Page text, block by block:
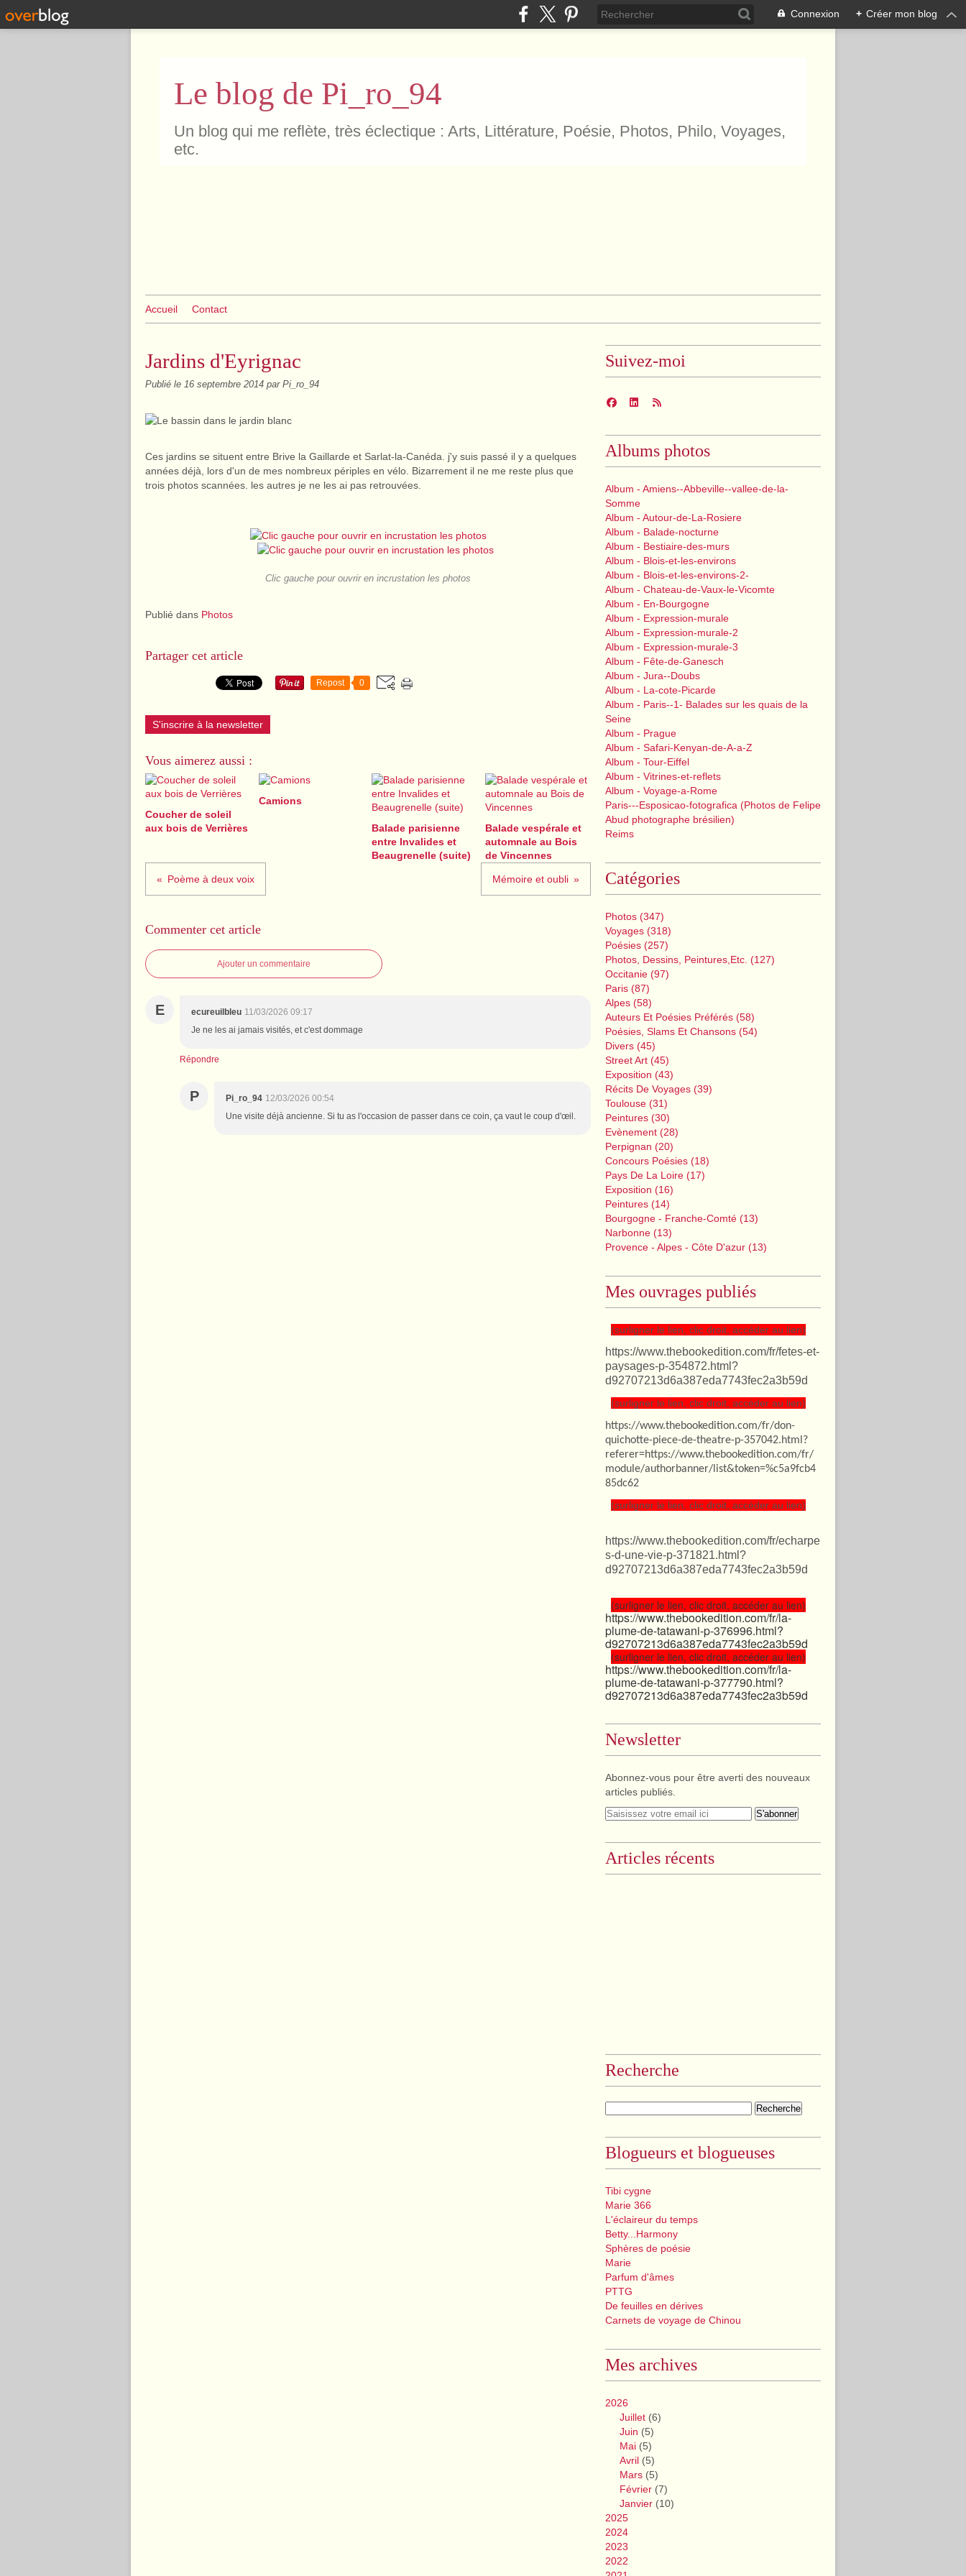
Connexion + Créer mon blog
Le blog de Pi_ro_94
Un blog qui me reflète, très éclectique : Arts, Littérature, Poésie, Photos, Philo, Voyages,
etc.
Accueil Contact
Jardins d'Eyrignac
Publié le 16 septembre 2014 par Pi_ro_94
Ces jardins se situent entre Brive la Gaillarde et Sarlat-la-Canéda. j'y suis passé il y a quelques
années déjà, lors d'un de mes nombreux périples en vélo. Bizarrement il ne me reste plus que
trois photos scannées. les autres je ne les ai pas retrouvées.
Clic gauche pour ouvrir en incrustation les photos
Publié dans Photos
Partager cet article
Repost 0
S'inscrire à la newsletter
Vous aimerez aussi :
Coucher de soleil
aux bois de Verrières
Camions
Balade parisienne
entre Invalides et
Beaugrenelle (suite)
Balade vespérale et
automnale au Bois
de Vincennes
Poème à deux voix Mémoire et oubli
Commenter cet article
Ajouter un commentaire
E ecureuilbleu 11/03/2026 09:17
Je ne les ai jamais visités, et c'est dommage
Répondre
P Pi_ro_94 12/03/2026 00:54
Une visite déjà ancienne. Si tu as l'occasion de passer dans ce coin, ça vaut le coup d'œil.
Suivez-moi
Albums photos
Album - Amiens--Abbeville--vallee-de-la-
Somme
Album - Autour-de-La-Rosiere
Album - Balade-nocturne
Album - Bestiaire-des-murs
Album - Blois-et-les-environs
Album - Blois-et-les-environs-2-
Album - Chateau-de-Vaux-le-Vicomte
Album - En-Bourgogne
Album - Expression-murale
Album - Expression-murale-2
Album - Expression-murale-3
Album - Fête-de-Ganesch
Album - Jura--Doubs
Album - La-cote-Picarde
Album - Paris--1- Balades sur les quais de la
Seine
Album - Prague
Album - Safari-Kenyan-de-A-a-Z
Album - Tour-Eiffel
Album - Vitrines-et-reflets
Album - Voyage-a-Rome
Paris---Esposicao-fotografica (Photos de Felipe
Abud photographe brésilien)
Reims
Catégories
Photos (347)
Voyages (318)
Poésies (257)
Photos, Dessins, Peintures,etc. (127)
Occitanie (97)
Paris (87)
Alpes (58)
Auteurs Et Poésies Préférés (58)
Poésies, Slams Et Chansons (54)
Divers (45)
Street Art (45)
Exposition (43)
Récits De Voyages (39)
Toulouse (31)
Peintures (30)
Evènement (28)
Perpignan (20)
Concours Poésies (18)
Pays De La Loire (17)
Exposition (16)
Peintures (14)
Bourgogne - Franche-Comté (13)
Narbonne (13)
Provence - Alpes - Côte D'azur (13)
Mes ouvrages publiés
(surligner le lien, clic droit, accéder au lien)
https://www.thebookedition.com/fr/fetes-et-
paysages-p-354872.html?
d92707213d6a387eda7743fec2a3b59d
(surligner le lien, clic droit, accéder au lien)
https://www.thebookedition.com/fr/don-
quichotte-piece-de-theatre-p-357042.html?
referer=https://www.thebookedition.com/fr/
module/authorbanner/list&token=%c5a9fcb4
85dc62
(surligner le lien, clic droit, accéder au lien)
https://www.thebookedition.com/fr/echarpe
s-d-une-vie-p-371821.html?
d92707213d6a387eda7743fec2a3b59d
(surligner le lien, clic droit, accéder au lien)
https://www.thebookedition.com/fr/la-
plume-de-tatawani-p-376996.html?
d92707213d6a387eda7743fec2a3b59d
(surligner le lien, clic droit, accéder au lien)
https://www.thebookedition.com/fr/la-
plume-de-tatawani-p-377790.html?
d92707213d6a387eda7743fec2a3b59d
Newsletter
Abonnez-vous pour être averti des nouveaux
articles publiés.
Articles récents
Recherche
Blogueurs et blogueuses
Tibi cygne
Marie 366
L'éclaireur du temps
Betty...Harmony
Sphères de poésie
Marie
Parfum d'âmes
PTTG
De feuilles en dérives
Carnets de voyage de Chinou
Mes archives
2026
Juillet (6)
Juin (5)
Mai (5)
Avril (5)
Mars (5)
Février (7)
Janvier (10)
2025
2024
2023
2022